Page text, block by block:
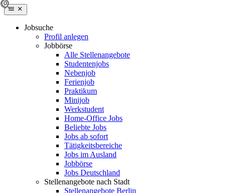
Jobsuche
Profil anlegen
Jobbörse
Alle Stellenangebote
Studentenjobs
Nebenjob
Ferienjob
Praktikum
Minijob
Werkstudent
Home-Office Jobs
Beliebte Jobs
Jobs ab sofort
Tätigkeitsbereiche
Jobs im Ausland
Jobbörse
Jobs Deutschland
Stellenangebote nach Stadt
Stellenangebote Berlin